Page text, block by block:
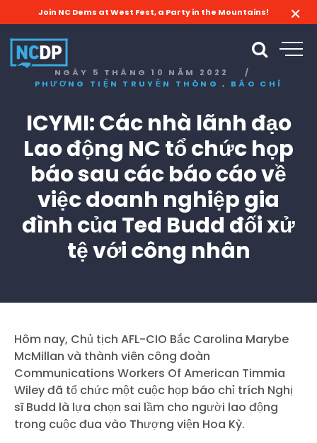
Join NC Dems at West Fest, a Party in the Mountains!
NGÀY 5 THÁNG 10 NĂM 2022
/
PHƯƠNG TIỆN TRUYỀN THÔNG , BÁO CHÍ
ICYMI: Các nhà lãnh đạo
Lao động NC tổ chức họp
báo sau các báo cáo về
việc doanh nghiệp gia
đình của Ted Budd đối xử
tệ với công nhân
Hôm nay, Chủ tịch AFL-CIO Bắc Carolina Marybe
McMillan và thành viên công đoàn
Communications Workers Of American Timmia
Wiley đã tổ chức một cuộc họp báo chỉ trích Nghị
sĩ Budd là lựa chọn sai lầm cho người lao động
trong cuộc đua vào Thượng viện Hoa Kỳ.